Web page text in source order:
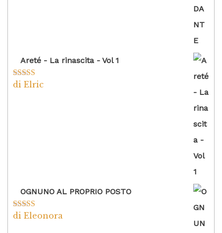
Areté - La rinascita - Vol 1
Valutato5
di Elric
OGNUNO AL PROPRIO POSTO
Valutato5su
di Eleonora